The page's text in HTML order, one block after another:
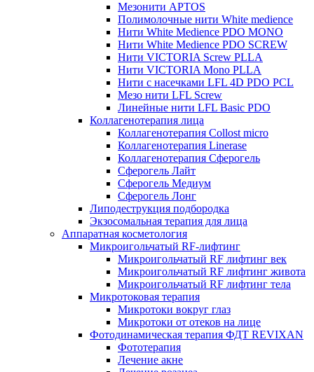
Мезонити APTOS
Полимолочные нити White medience
Нити White Medience PDO MONO
Нити White Medience PDO SCREW
Нити VICTORIA Screw PLLA
Нити VICTORIA Mono PLLA
Нити с насечками LFL 4D PDO PCL
Мезо нити LFL Screw
Линейные нити LFL Basic PDO
Коллагенотерапия лица
Коллагенотерапия Collost micro
Коллагенотерапия Linerase
Коллагенотерапия Сферогель
Сферогель Лайт
Сферогель Медиум
Сферогель Лонг
Липодеструкция подбородка
Экзосомальная терапия для лица
Аппаратная косметология
Микроигольчатый RF-лифтинг
Микроигольчатый RF лифтинг век
Микроигольчатый RF лифтинг живота
Микроигольчатый RF лифтинг тела
Микротоковая терапия
Микротоки вокруг глаз
Микротоки от отеков на лице
Фотодинамическая терапия ФДТ REVIXAN
Фототерапия
Лечение акне